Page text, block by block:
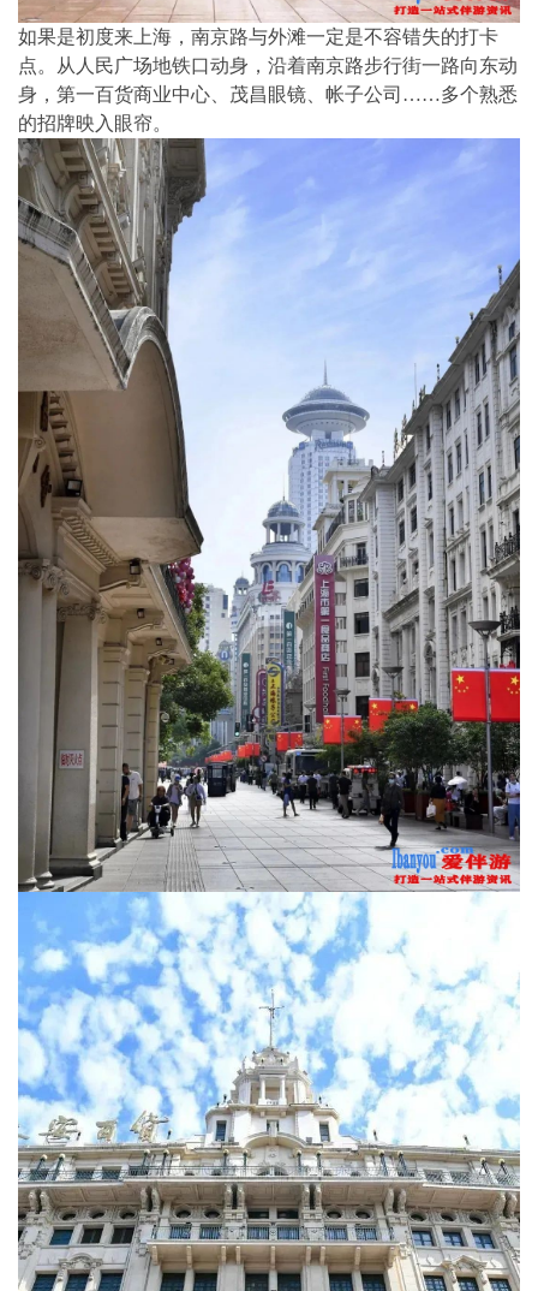
如果是初度来上海，南京路与外滩一定是不容错失的打卡
点。从人民广场地铁口动身，沿着南京路步行街一路向东动
身，第一百货商业中心、茂昌眼镜、帐子公司……多个熟悉
的招牌映入眼帘。